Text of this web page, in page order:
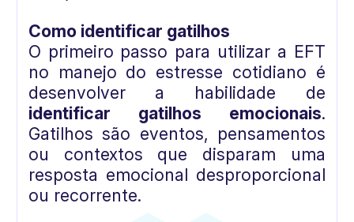
Como identificar gatilhos
O primeiro passo para utilizar a EFT
no manejo do estresse cotidiano é
desenvolver a habilidade de
identificar gatilhos emocionais.
Gatilhos são eventos, pensamentos
ou contextos que disparam uma
resposta emocional desproporcional
ou recorrente.